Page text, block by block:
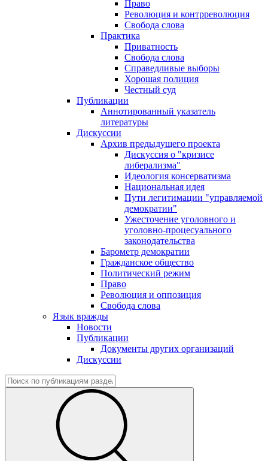
Право
Революция и контрреволюция
Свобода слова
Практика
Приватность
Свобода слова
Справедливые выборы
Хорошая полиция
Честный суд
Публикации
Аннотированный указатель
литературы
Дискуссии
Архив предыдущего проекта
Дискуссия о "кризисе
либерализма"
Идеология консерватизма
Национальная идея
Пути легитимации "управляемой
демократии"
Ужесточение уголовного и
уголовно-процесуального
законодательства
Барометр демократии
Гражданское общество
Политический режим
Право
Революция и оппозиция
Свобода слова
Язык вражды
Новости
Публикации
Документы других организаций
Дискуссии